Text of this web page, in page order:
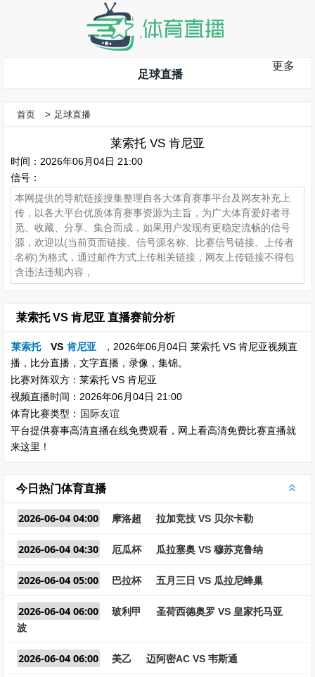
足球直播
更多
首页 > 足球直播
莱索托 VS 肯尼亚
时间：2026年06月04日 21:00
信号：
本网提供的导航链接搜集整理自各大体育赛事平台及网友补充上
传，以各大平台优质体育赛事资源为主旨，为广大体育爱好者寻
觅、收藏、分享、集合而成，如果用户发现有更稳定流畅的信号
源，欢迎以(当前页面链接、信号源名称、比赛信号链接、上传者
名称)为格式，通过邮件方式上传相关链接，网友上传链接不得包
含违法违规内容，
莱索托 VS 肯尼亚 直播赛前分析
莱索托 VS 肯尼亚
，2026年06月04日 莱索托 VS 肯尼亚视频直
播，比分直播，文字直播，录像，集锦。
比赛对阵双方：莱索托 VS 肯尼亚
视频直播时间：2026年06月04日 21:00
体育比赛类型： 国际友谊
平台提供赛事高清直播在线免费观看，网上看高清免费比赛直播就
来这里！
今日热门体育直播
2026-06-04 04:00 摩洛超 拉加竞技 VS 贝尔卡勒
2026-06-04 04:30 厄瓜杯 瓜拉塞奥 VS 穆苏克鲁纳
2026-06-04 05:00 巴拉杯 五月三日 VS 瓜拉尼蜂巢
2026-06-04 06:00 玻利甲
圣荷西德奥罗 VS 皇家托马亚
波
2026-06-04 06:00 美乙 迈阿密AC VS 韦斯通